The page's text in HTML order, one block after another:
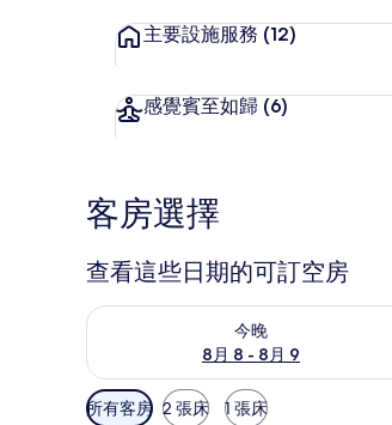
主要設施服務 (12)
感覺賓至如歸 (6)
客房選擇
查看這些日期的可訂空房
今晚
8月 8 - 8月 9
查看今晚 8月 8 - 8月 9的可訂空房
可
所有客房 2 張床 1 張床